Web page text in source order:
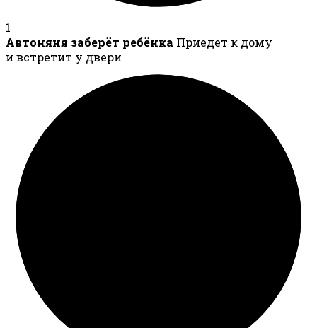
1
Автоняня заберёт ребёнка Приедет к дому
и встретит у двери